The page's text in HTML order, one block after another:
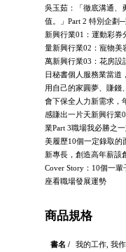
吳玉茹：「徹底溝通、
值。」Part 2 特別企劃
新興行業01：運動彩券
量新興行業02：寵物美
萬新興行業03：花房設
日秘書個人服務業當道
用自己的家圓夢、賺錢
會下保全人力新需求，
感賺出一片天新興行業
業Part 3職場我必勝之
美履歷10個一定錄取的
新專長，創造高年薪該
Cover Story：10個一
座看職場發展運勢
商品規格
書名 /
我的工作, 我